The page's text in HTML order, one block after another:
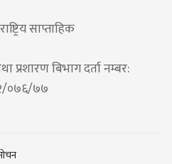
साप्ताहिक
प्रशारण बिभाग दर्ता नम्बर:
०७६/७७